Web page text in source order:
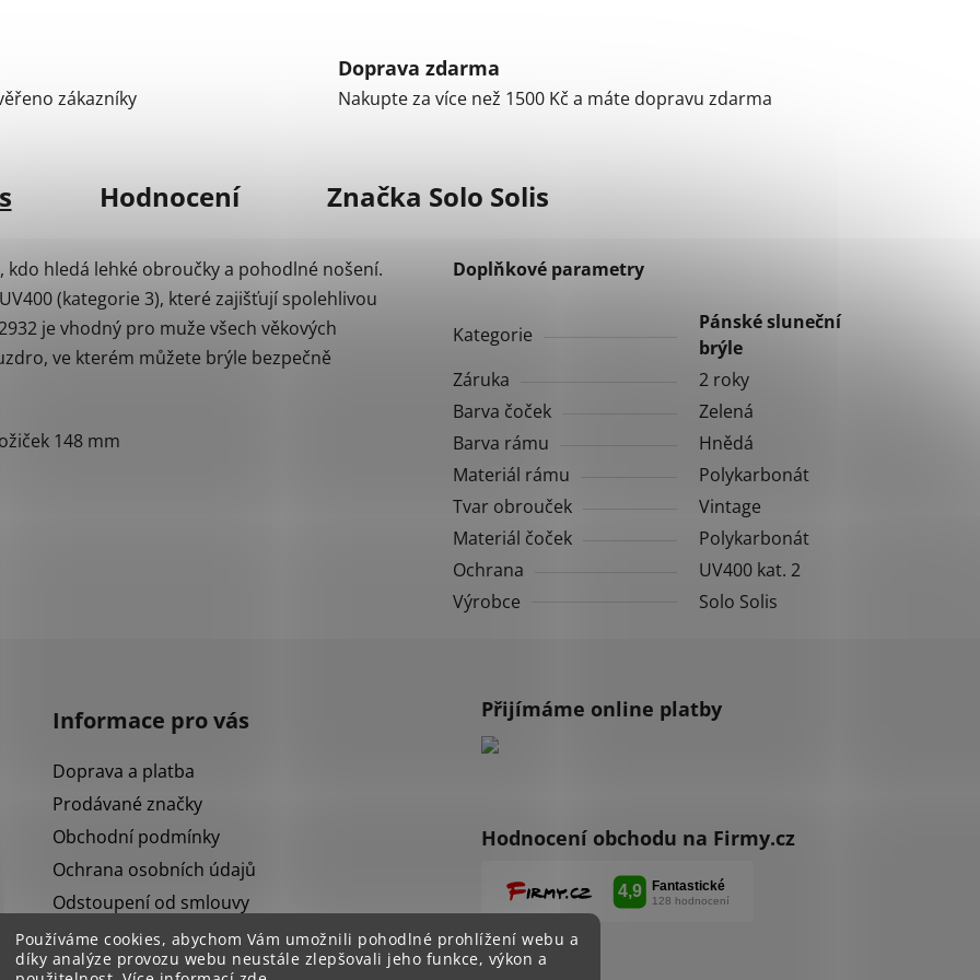
Používáme cookies, abychom Vám umožnili pohodlné prohlížení webu a
díky analýze provozu webu neustále zlepšovali jeho funkce, výkon a
zákazníky
Doprava zdarma
Nakupte za více než 1500 Kč a máte dopravu zdarma
Hodnocení Značka Solo Solis
hledá lehké obroučky a pohodlné nošení.
(kategorie 3), které zajišťují spolehlivou
je vhodný pro muže všech věkových
ve kterém můžete brýle bezpečně
148 mm
Doplňkové parametry
Kategorie
Pánské sluneční
brýle
Záruka
2 roky
Barva čoček
Zelená
Barva rámu
Hnědá
Materiál rámu
Polykarbonát
Tvar obrouček
Vintage
Materiál čoček
Polykarbonát
Ochrana
UV400 kat. 2
Výrobce
Solo Solis
Informace pro vás
Doprava a platba
Prodávané značky
Obchodní podmínky
Ochrana osobních údajů
Odstoupení od smlouvy
Reklamace
Kontakt
Přijímáme online platby
Hodnocení obchodu na Firmy.cz